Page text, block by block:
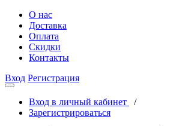
О нас
Доставка
Оплата
Скидки
Контакты
Вход Регистрация
Вход в личный кабинет
/
Зарегистрироваться